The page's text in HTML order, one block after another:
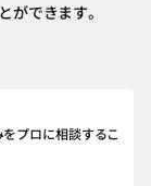
できます。
プロに相談するこ